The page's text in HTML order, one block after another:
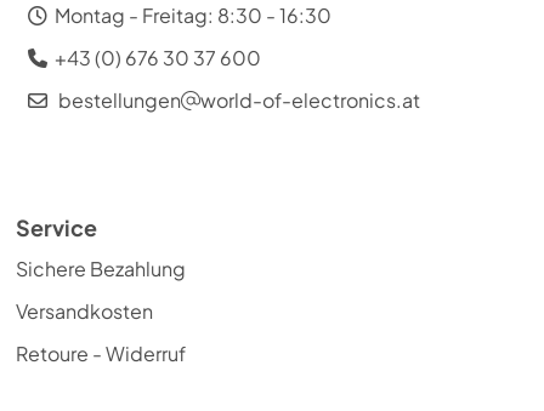
Montag - Freitag: 8:30 - 16:30
+43 (0) 676 30 37 600
bestellungen
world-of-electronics.at
Service
Sichere Bezahlung
Versandkosten
Retoure - Widerruf